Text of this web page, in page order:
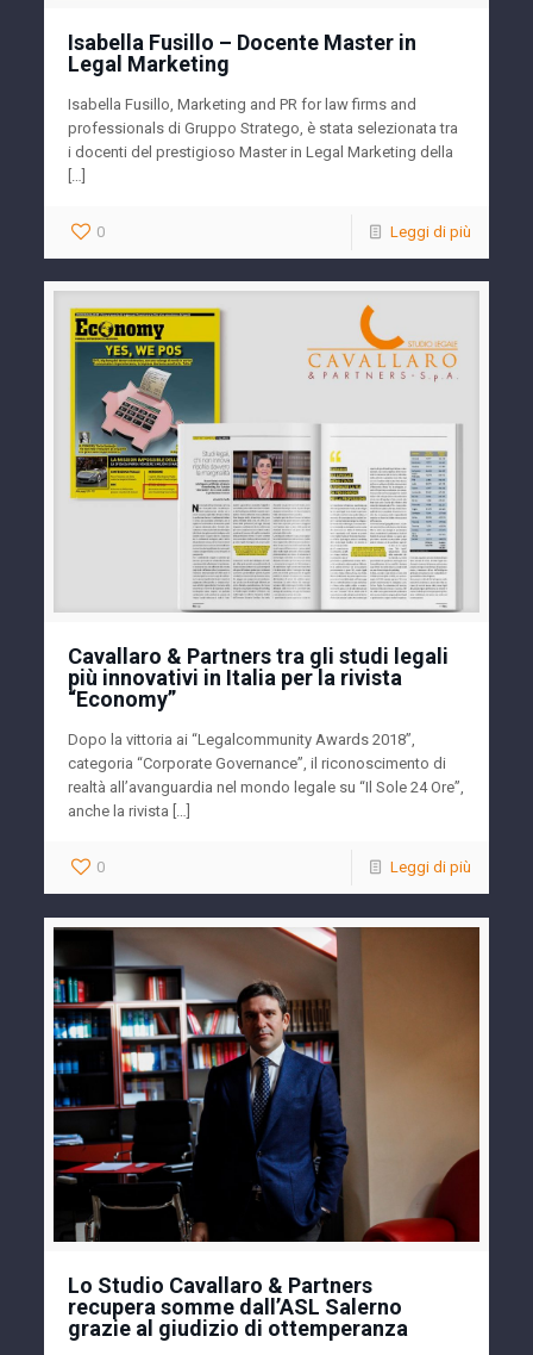
Isabella Fusillo – Docente Master in
Legal Marketing
Isabella Fusillo, Marketing and PR for law firms and
professionals di Gruppo Stratego, è stata selezionata tra
i docenti del prestigioso Master in Legal Marketing della
[…]
0 Leggi di più
Cavallaro & Partners tra gli studi legali
più innovativi in Italia per la rivista
“Economy”
Dopo la vittoria ai “Legalcommunity Awards 2018”,
categoria “Corporate Governance”, il riconoscimento di
realtà all’avanguardia nel mondo legale su “Il Sole 24 Ore”,
anche la rivista […]
0 Leggi di più
Lo Studio Cavallaro & Partners
recupera somme dall’ASL Salerno
grazie al giudizio di ottemperanza